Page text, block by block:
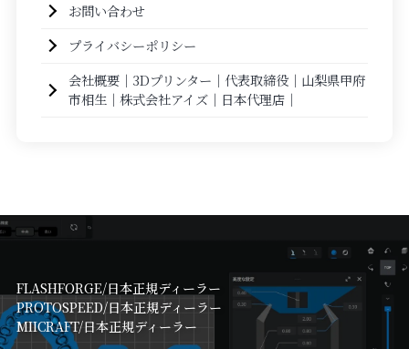
お問い合わせ
プライバシーポリシー
会社概要｜3Dプリンター｜代表取締役｜山梨県甲府
市相生｜株式会社アイズ｜日本代理店｜
FLASHFORGE/日本正規ディーラー
PROTOSPEED/日本正規ディーラー
MIICRAFT/日本正規ディーラー